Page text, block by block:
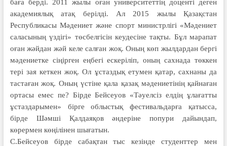
баға берді. 2011 жылы оған университеттің доценті деген
академиялық атақ берілді. Ал 2015 жылы Қазақстан
Республикасы Мәдениет және спорт министрлігі «Мәдениет
саласының үздігі» төсбелгісін кеудесіне тақты. Бұл марапат
оған жәйдан жәй келе салған жоқ. Оның көп жылдардан бергі
мәдениетке сіңірген еңбегі ескеріліп, оның сахнада төккен
тері зая кеткен жоқ. Ол ұстаздық етумен қатар, сахнаны да
тастаған жоқ. Оның үстіне қала қазақ мәдениетінің қайнаған
ортасы емес пе? Бірде Бейсеуов «Тәуелсіз елдің ұлағатты
ұстаздарымен» бірге облыстық фестивальдарға қатысса,
бірде Шәмші Қалдаяқов әндеріне попури дайындап,
көрермен көңілінен шығатын.
С.Бейсеуов бірде сабақтан тыс кезінде студенттер мен